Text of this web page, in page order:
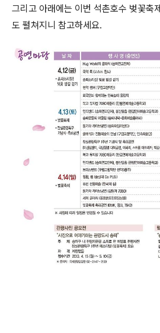
그리고 아래에는 이번 석촌호수 벚꽃축
도 펼쳐지니 참고하세요.